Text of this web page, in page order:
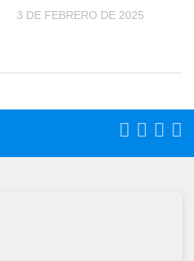
3 DE FEBRERO DE 2025